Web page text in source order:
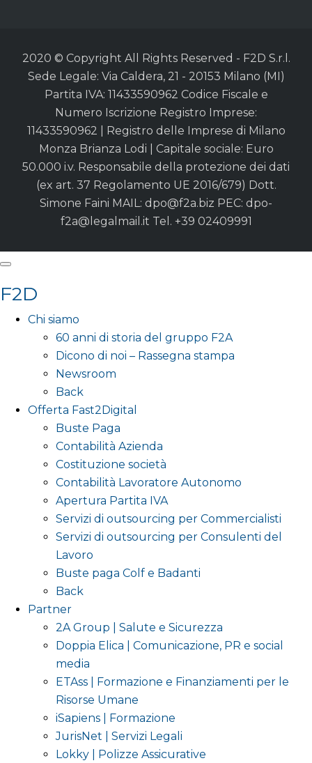
2020 © Copyright All Rights Reserved - F2D S.r.l.
Sede Legale: Via Caldera, 21 - 20153 Milano (MI)
Partita IVA: 11433590962 Codice Fiscale e
Numero Iscrizione Registro Imprese:
11433590962 | Registro delle Imprese di Milano
Monza Brianza Lodi | Capitale sociale: Euro
50.000 i.v. Responsabile della protezione dei dati
(ex art. 37 Regolamento UE 2016/679) Dott.
Simone Faini MAIL: dpo@f2a.biz PEC: dpo-
f2a@legalmail.it Tel. +39 02409991
F2D
Chi siamo
60 anni di storia del gruppo F2A
Dicono di noi – Rassegna stampa
Newsroom
Back
Offerta Fast2Digital
Buste Paga
Contabilità Azienda
Costituzione società
Contabilità Lavoratore Autonomo
Apertura Partita IVA
Servizi di outsourcing per Commercialisti
Servizi di outsourcing per Consulenti del
Lavoro
Buste paga Colf e Badanti
Back
Partner
2A Group | Salute e Sicurezza
Doppia Elica | Comunicazione, PR e social
media
ETAss | Formazione e Finanziamenti per le
Risorse Umane
iSapiens | Formazione
JurisNet | Servizi Legali
Lokky | Polizze Assicurative